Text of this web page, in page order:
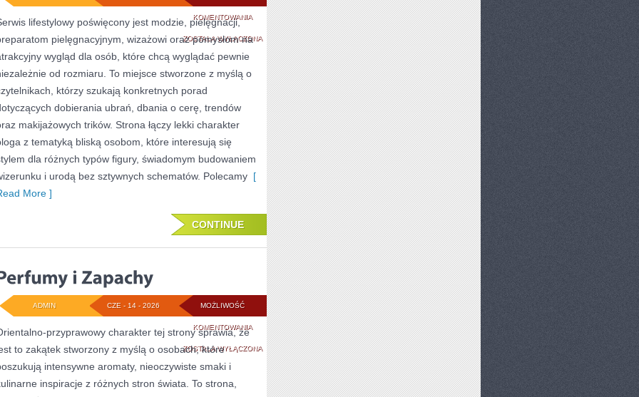
KOMENTOWANIAMODA
PLUS
SIZE
DZIEŃ
ZOSTAŁA WYŁĄCZONA
lifestylowy poświęcony jest modzie, pielęgnacji,
pielęgnacyjnym, wizażowi oraz pomysłom na
wygląd dla osób, które chcą wyglądać pewnie
od rozmiaru. To miejsce stworzone z myślą o
którzy szukają konkretnych porad
dobierania ubrań, dbania o cerę, trendów
makijażowych trików. Strona łączy lekki charakter
z tematyką bliską osobom, które interesują się
dla różnych typów figury, świadomym budowaniem
i urodą bez sztywnych schematów. Polecamy [
More ]
CONTINUE
MOŻLIWOŚĆ
KOMENTOWANIAPERFUMY
I
ZAPACHY
ZOSTAŁA WYŁĄCZONA
CZE - 14 - 2026
ADMIN
przyprawowy charakter tej strony sprawia, że
to zakątek stworzony z myślą o osobach, które
intensywne aromaty, nieoczywiste smaki i
inspiracje z różnych stron świata. To strona,